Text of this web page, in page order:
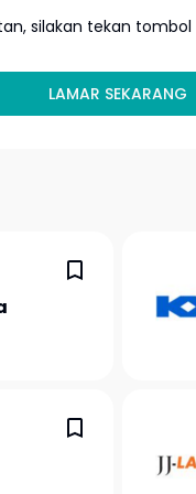
silakan tekan tombol
LAMAR SEKARANG